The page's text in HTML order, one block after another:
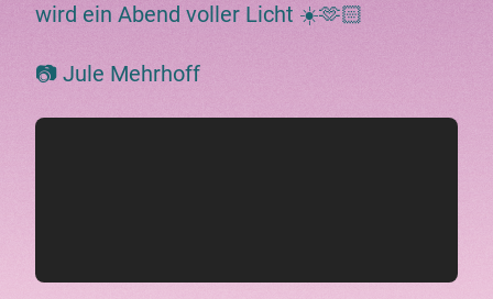
wird ein Abend voller Licht ☀️🫶🏻
📷 Jule Mehrhoff